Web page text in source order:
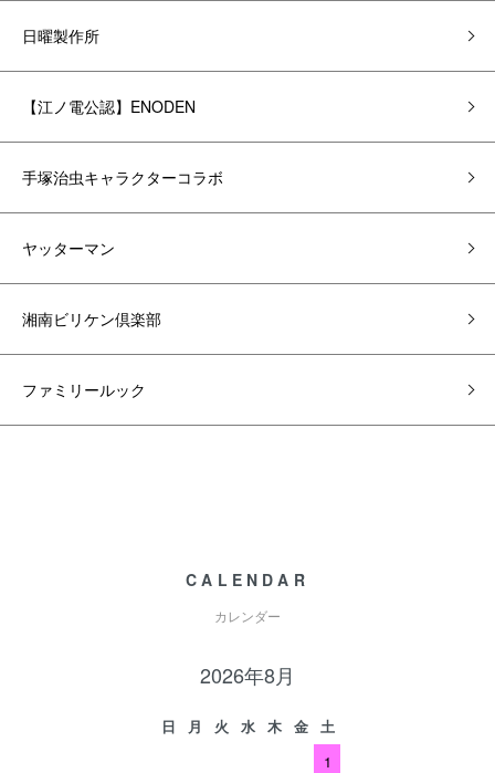
日曜製作所
【江ノ電公認】ENODEN
手塚治虫キャラクターコラボ
ヤッターマン
湘南ビリケン倶楽部
ファミリールック
CALENDAR
カレンダー
2026年8月
日 月 火 水 木 金
土
1